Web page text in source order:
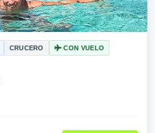
CRUCERO CON VUELO